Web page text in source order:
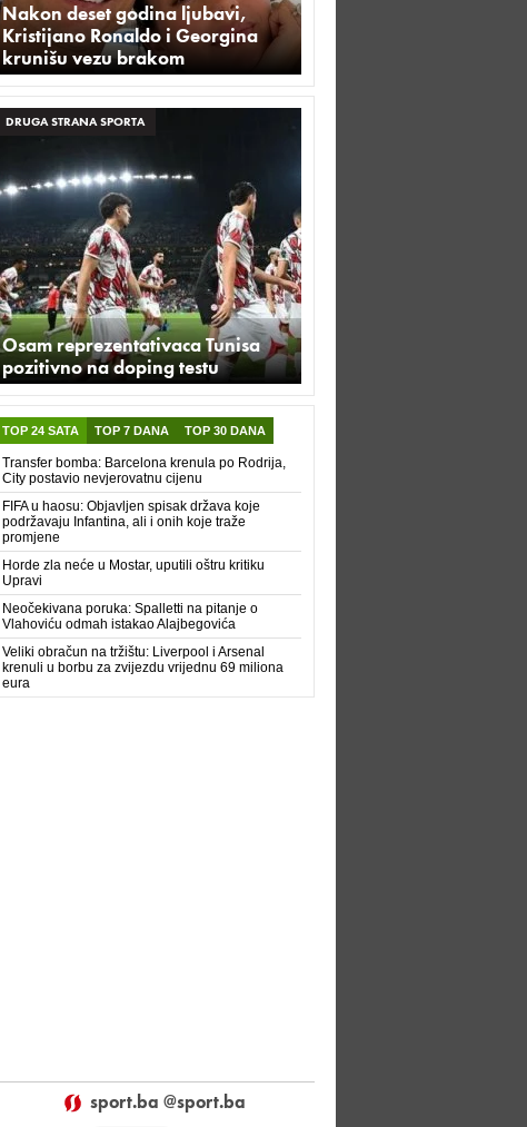
Nakon deset godina ljubavi,
Kristijano Ronaldo i Georgina
krunišu vezu brakom
DRUGA STRANA SPORTA
Osam reprezentativaca Tunisa
pozitivno na doping testu
TOP 24 SATA TOP 7 DANA TOP 30 DANA
Transfer bomba: Barcelona krenula po Rodrija,
City postavio nevjerovatnu cijenu
FIFA u haosu: Objavljen spisak država koje
podržavaju Infantina, ali i onih koje traže
promjene
Horde zla neće u Mostar, uputili oštru kritiku
Upravi
Neočekivana poruka: Spalletti na pitanje o
Vlahoviću odmah istakao Alajbegovića
Veliki obračun na tržištu: Liverpool i Arsenal
krenuli u borbu za zvijezdu vrijednu 69 miliona
eura
sport.ba @sport.ba